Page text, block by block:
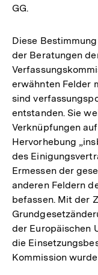
GG.
Diese
der Beratungen
erwähnten Felder
sind
entstanden. Sie
Verknüpfungen
Hervorhebung
des
Ermessen der
anderen Feldern
befassen. Mit der
der Europäischen
die
Kommission